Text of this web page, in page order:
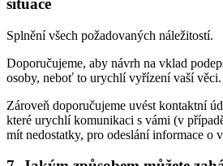
situace
Splnění všech požadovaných náležitostí.
Doporučujeme, aby návrh na vklad
osoby, neboť to urychlí vyřízení vaší věci.
Zároveň doporučujeme uvést kontaktní
které urychlí komunikaci s vámi (v
mít nedostatky, pro odeslání informace o